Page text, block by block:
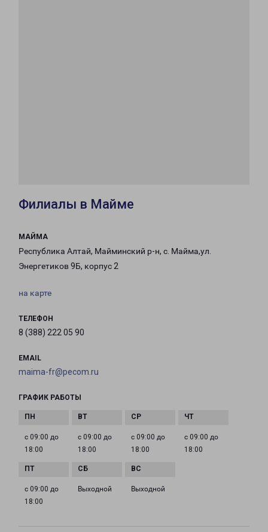
Филиалы в Майме
МАЙМА
Республика Алтай, Майминский р-н, с. Майма,ул.
Энергетиков 9Б, корпус 2
на карте
ТЕЛЕФОН
8 (388) 222 05 90
EMAIL
maima-fr@pecom.ru
ГРАФИК РАБОТЫ
с 09:00 до
18:00
с 09:00 до
18:00
с 09:00 до
18:00
с 09:00 до
18:00
с 09:00 до
18:00
Выходной Выходной